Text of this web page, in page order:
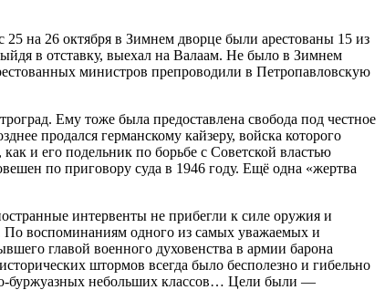
на 26 октября в Зимнем дворце были арестованы 15 из
в отставку, выехал на Валаам. Не было в Зимнем
министров препроводили в Петропавловскую
Ему тоже была предоставлена свобода под честное
продался германскому кайзеру, войска которого
и его подельник по борьбе с Советской властью
по приговору суда в 1946 году. Ещё одна «жертва
интервенты не прибегли к силе оружия и
По воспоминаниям одного из самых уважаемых и
главой военного духовенства в армии барона
штормов всегда было бесполезно и гибельно
буржуазных небольших классов… Цели были —